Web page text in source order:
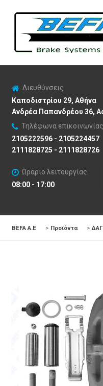
Διευθύνσεις
Καποδιστρίου 29, Αθήνα
Ανδρέα Παπανδρέου 36,
Τηλέφωνα επικοινωνίας
2105222596 - 2105224457
2111828725 - 2111828726
Ωράριο λειτουργίας
08:00 - 17:00
BEFA Α.Ε > Προϊόντα >